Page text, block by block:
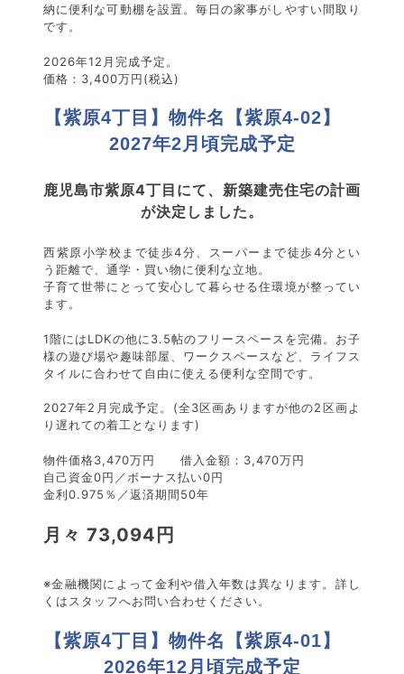
納に便利な可動棚を設置。毎日の家事がしやすい間取り
です。
2026年12月完成予定。
価格：3,400万円(税込)
【紫原4丁目】物件名【紫原4-02】
2027年2月頃完成予定
鹿児島市紫原4丁目にて、新築建売住宅の計画
が決定しました。
西紫原小学校まで徒歩4分、スーパーまで徒歩4分とい
う距離で、通学・買い物に便利な立地。
子育て世帯にとって安心して暮らせる住環境が整ってい
ます。
1階にはLDKの他に3.5帖のフリースペースを完備。お子
様の遊び場や趣味部屋、ワークスペースなど、ライフス
タイルに合わせて自由に使える便利な空間です。
2027年2月完成予定。(全3区画ありますが他の2区画よ
り遅れての着工となります)
物件価格3,470万円 借入金額：3,470万円
自己資金0円／ボーナス払い0円
金利0.975％／返済期間50年
月々 73,094円
※金融機関によって金利や借入年数は異なります。詳し
くはスタッフへお問い合わせください。
【紫原4丁目】物件名【紫原4-01】
2026年12月頃完成予定